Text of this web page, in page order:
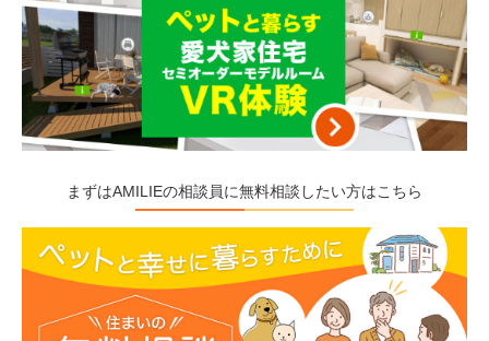
まずはAMILIEの相談員に無料相談したい方はこちら